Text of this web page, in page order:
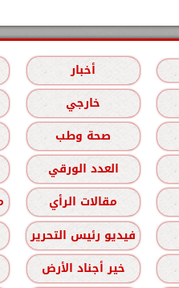
أخبار
خارجي
صحة وطب
العدد الورقي
مقالات الرأي
فيديو رئيس التحرير
خير أجناد الأرض